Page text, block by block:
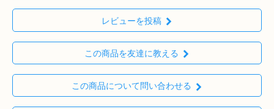
レビューを投稿
この商品を友達に教える
この商品について問い合わせる